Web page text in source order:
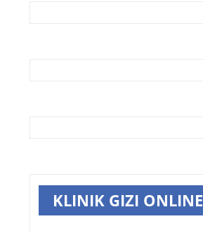
KLINIK GIZI ONLINE